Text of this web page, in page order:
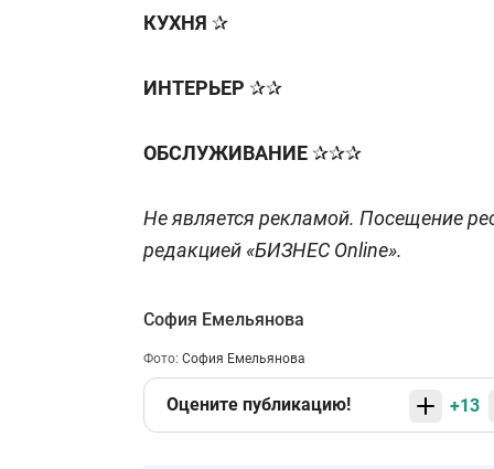
КУХНЯ ✰
ИНТЕРЬЕР ✰✰
ОБСЛУЖИВАНИЕ ✰✰✰
Не является рекламой. Посещение
редакцией «БИЗНЕС Online».
София Емельянова
Фото: София Емельянова
Оцените публикацию! +13